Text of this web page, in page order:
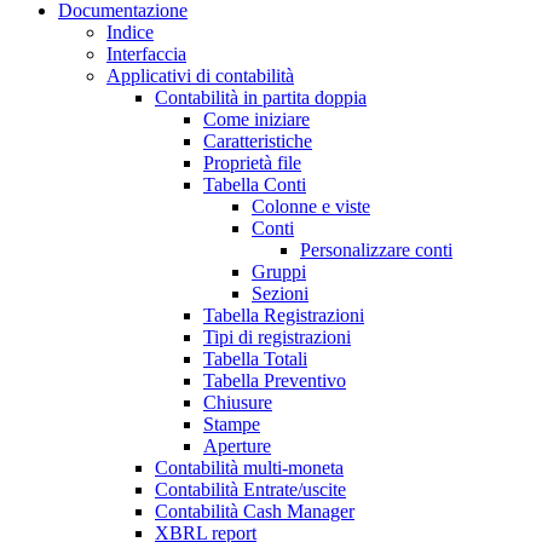
Documentazione
Indice
Interfaccia
Applicativi di contabilità
Contabilità in partita doppia
Come iniziare
Caratteristiche
Proprietà file
Tabella Conti
Colonne e viste
Conti
Personalizzare conti
Gruppi
Sezioni
Tabella Registrazioni
Tipi di registrazioni
Tabella Totali
Tabella Preventivo
Chiusure
Stampe
Aperture
Contabilità multi-moneta
Contabilità Entrate/uscite
Contabilità Cash Manager
XBRL report